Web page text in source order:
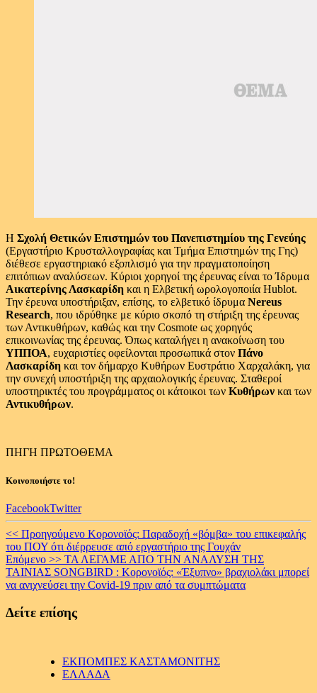
Η Σχολή Θετικών Επιστημών του Πανεπιστημίου της Γενεύης
(Εργαστήριο Κρυσταλλογραφίας και Τμήμα Επιστημών της Γης)
διέθεσε εργαστηριακό εξοπλισμό για την πραγματοποίηση
επιτόπιων αναλύσεων. Κύριοι χορηγοί της έρευνας είναι το Ίδρυμα
Αικατερίνης Λασκαρίδη και η Ελβετική ωρολογοποιία Hublot.
Την έρευνα υποστήριξαν, επίσης, το ελβετικό ίδρυμα Nereus
Research, που ιδρύθηκε με κύριο σκοπό τη στήριξη της έρευνας
των Αντικυθήρων, καθώς και την Cosmote ως χορηγός
επικοινωνίας της έρευνας. Όπως καταλήγει η ανακοίνωση του
ΥΠΠΟΑ, ευχαριστίες οφείλονται προσωπικά στον Πάνο
Λασκαρίδη και τον δήμαρχο Κυθήρων Ευστράτιο Χαρχαλάκη, για
την συνεχή υποστήριξη της αρχαιολογικής έρευνας. Σταθεροί
υποστηρικτές του προγράμματος οι κάτοικοι των Κυθήρων και των
Αντικυθήρων.
ΠΗΓΗ ΠΡΩΤΟΘΕΜΑ
Κοινοποιήστε το!
FacebookTwitter
Continue
Reading
<< Προηγούμενο Κορονοϊός: Παραδοχή «βόμβα» του επικεφαλής
του ΠΟΥ ότι διέρρευσε από εργαστήριο της Γουχάν
Επόμενο >> ΤΑ ΛΕΓΑΜΕ ΑΠΟ ΤΗΝ ΑΝΑΛΥΣΗ ΤΗΣ
ΤΑΙΝΙΑΣ SONGBIRD : Κορονοϊός: «Έξυπνο» βραχιολάκι μπορεί
να ανιχνεύσει την Covid-19 πριν από τα συμπτώματα
Δείτε επίσης
ΕΚΠΟΜΠΕΣ ΚΑΣΤΑΜΟΝΙΤΗΣ
ΕΛΛΑΔΑ